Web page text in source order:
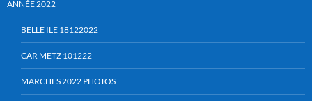
ANNÉE 2022
BELLE ILE 18122022
CAR METZ 101222
MARCHES 2022 PHOTOS